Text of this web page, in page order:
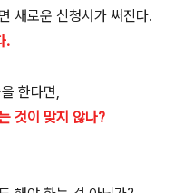
새로운 신청서가 써진다.
.
한다면,
것이 맞지 않나?